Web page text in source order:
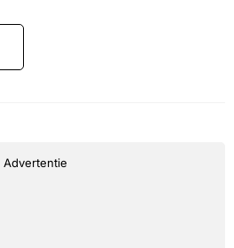
Advertentie